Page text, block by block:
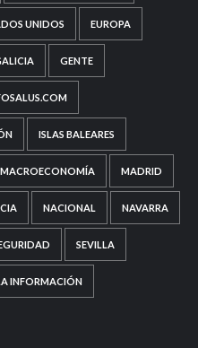
UNIDOS EUROPA
GENTE
ISLAS BALEARES
MACROECONOMÍA MADRID
NACIONAL NAVARRA
SEVILLA
INFORMACIÓN